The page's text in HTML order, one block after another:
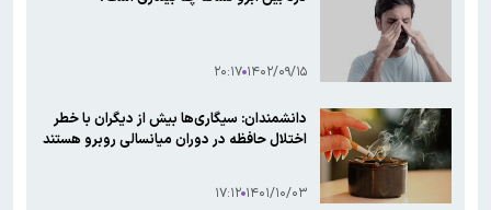
۱۴۰۲/۰۹/۱۵ ۲۰:۱۷
دانشمندان: سیگاری‌ها بیش از دیگران با خطر
اختلال حافظه در دوران میانسالی روبرو هستند
۱۴۰۱/۱۰/۰۳ ۱۷:۱۲